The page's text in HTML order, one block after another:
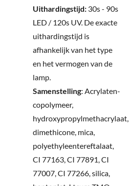
Uithardingstijd: 30s - 90s
LED / 120s UV. De exacte
uithardingstijd is
afhankelijk van het type
en het vermogen van de
lamp.
Samenstelling: Acrylaten-
copolymeer,
hydroxypropylmethacrylaat,
dimethicone, mica,
polyethyleentereftalaat,
CI 77163, CI 77891, CI
77007, CI 77266, silica,